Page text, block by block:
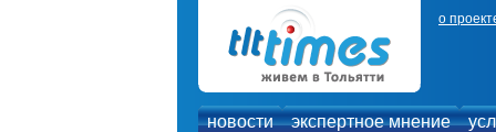
о
новости экспертное мнение